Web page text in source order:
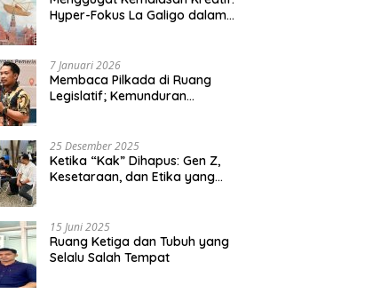
Hyper-Fokus La Galigo dalam
7 Januari 2026
Membaca Pilkada di Ruang
Legislatif; Kemunduran
25 Desember 2025
Ketika “Kak” Dihapus: Gen Z,
Kesetaraan, dan Etika yang
15 Juni 2025
Ruang Ketiga dan Tubuh yang
Selalu Salah Tempat